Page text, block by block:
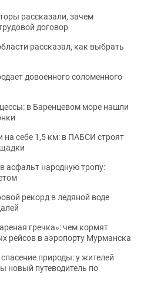
рассказали, зачем
договор
рассказал, как выбрать
довоенного соломенного
в Баренцевом море нашли
себе 1,5 км: в ПАБСИ строят
асфальт народную тропу:
рекорд в ледяной воде
гречка»: чем кормят
рейсов в аэропорту Мурманска
природы: у жителей
новый путеводитель по